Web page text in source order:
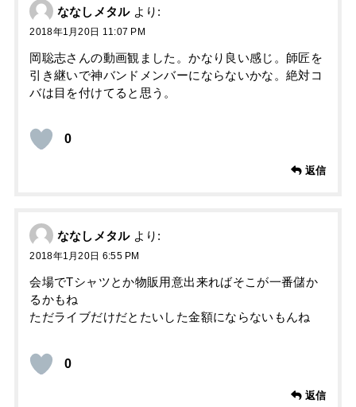
ななしメタル より:
2018年1月20日 11:07 PM
岡聡志さんの動画観ました。かなり良い感じ。師匠を
引き継いで神バンドメンバーにならないかな。絶対コ
バは目を付けてると思う。
0
返信
ななしメタル より:
2018年1月20日 6:55 PM
会場でTシャツとか物販用意出来ればそこが一番儲か
るかもね
ただライブだけだとたいした金額にならないもんね
0
返信